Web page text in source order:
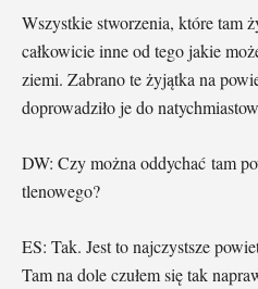
Wszystkie stworzenia, które tam
całkowicie inne od tego jakie
ziemi. Zabrano te żyjątka na
doprowadziło je do
DW: Czy można oddychać tam
tlenowego?
ES: Tak. Jest to najczystsze
Tam na dole czułem się tak